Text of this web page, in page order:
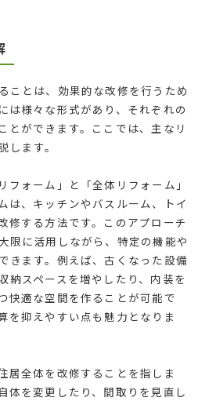
ことは、効果的な改修を行うため
は様々な形式があり、それぞれの
とができます。ここでは、主なリ
します。
フォーム」と「全体リフォーム」
は、キッチンやバスルーム、トイ
修する方法です。このアプローチ
限に活用しながら、特定の機能や
きます。例えば、古くなった設備
納スペースを増やしたり、内装を
快適な空間を作ることが可能で
を抑えやすい点も魅力となりま
居全体を改修することを指しま
体を変更したり、間取りを見直し